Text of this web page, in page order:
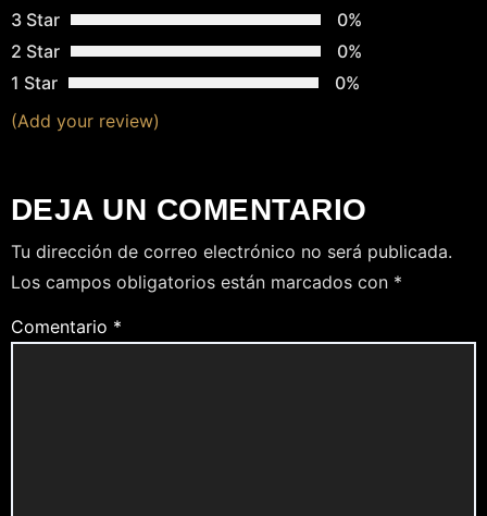
S
3 Star
0%
2 Star
0%
1 Star
0%
(Add your review)
DEJA UN COMENTARIO
Tu dirección de correo electrónico no será publicada.
Los campos obligatorios están marcados con *
Comentario *